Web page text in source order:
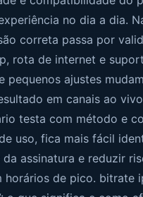
no dia a dia.
correta passa por
rota de internet e
pequenos ajustes mudam
em canais ao vivo
testa com método e
uso, fica mais fácil
assinatura e reduzir
horários de pico. bitrate